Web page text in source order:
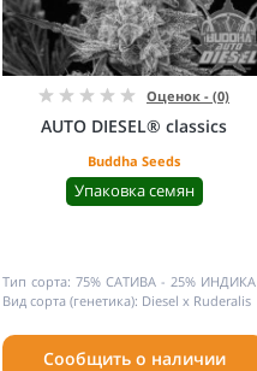
Оценок - (0)
AUTO DIESEL® classics
Buddha Seeds
Упаковка семян
Тип сорта: 75% САТИВА - 25% ИНДИКА
Вид сорта (генетика): Diesel x Ruderalis
Сообщить о наличии